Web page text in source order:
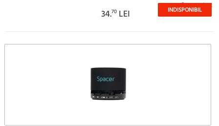
Stoc epuizat
34.70 LEI INDISPONIBIL